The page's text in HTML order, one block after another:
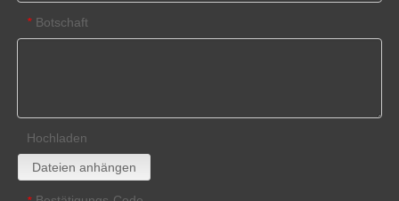
* Botschaft
Hochladen
Dateien anhängen